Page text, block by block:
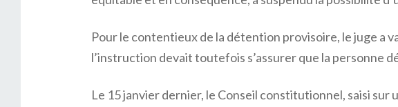
Pour le contentieux de la détention provisoire, le juge a
l’instruction devait toutefois s’assurer que la personne
Le 15 janvier dernier, le Conseil constitutionnel, saisi